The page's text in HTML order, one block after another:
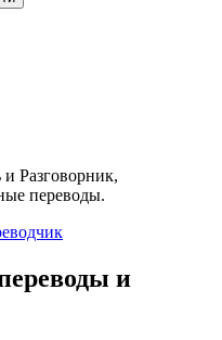
Разговорник,
переводы.
и